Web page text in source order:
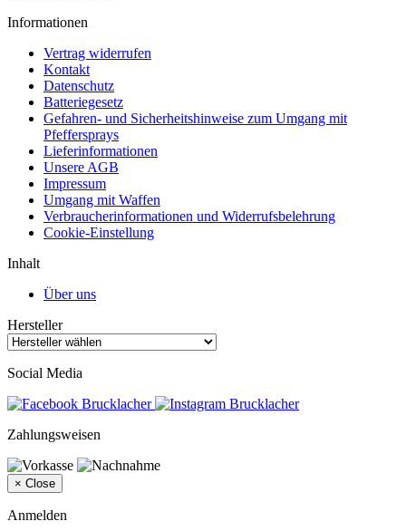
Informationen
Vertrag widerrufen
Kontakt
Datenschutz
Batteriegesetz
Gefahren- und Sicherheitshinweise zum Umgang mit
Pfeffersprays
Lieferinformationen
Unsere AGB
Impressum
Umgang mit Waffen
Verbraucherinformationen und Widerrufsbelehrung
Cookie-Einstellung
Inhalt
Über uns
Hersteller
Social Media
Zahlungsweisen
× Close
Anmelden